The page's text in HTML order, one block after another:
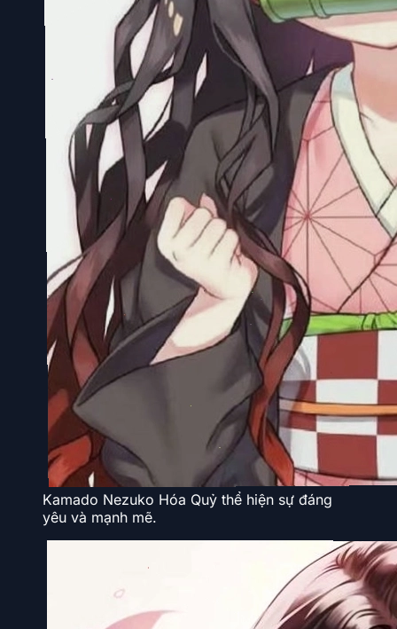
Kamado Nezuko Hóa Quỷ thể hiện sự đáng
yêu và mạnh mẽ.